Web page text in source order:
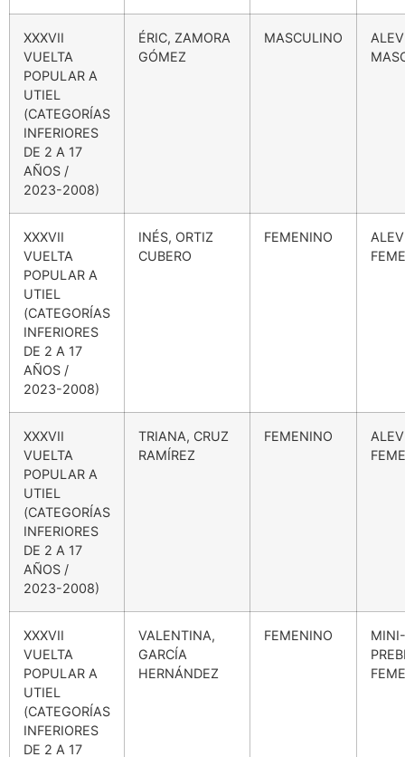
XXXVII
VUELTA
POPULAR A
UTIEL
(CATEGORÍAS
INFERIORES
DE 2 A 17
AÑOS /
2023-2008)
ÉRIC, ZAMORA
GÓMEZ
MASCULINO
XXXVII
VUELTA
POPULAR A
UTIEL
(CATEGORÍAS
INFERIORES
DE 2 A 17
AÑOS /
2023-2008)
INÉS, ORTIZ
CUBERO
FEMENINO
XXXVII
VUELTA
POPULAR A
UTIEL
(CATEGORÍAS
INFERIORES
DE 2 A 17
AÑOS /
2023-2008)
TRIANA, CRUZ
RAMÍREZ
FEMENINO
XXXVII
VUELTA
POPULAR A
UTIEL
(CATEGORÍAS
INFERIORES
DE 2 A 17
VALENTINA,
GARCÍA
HERNÁNDEZ
FEMENINO
MINI-